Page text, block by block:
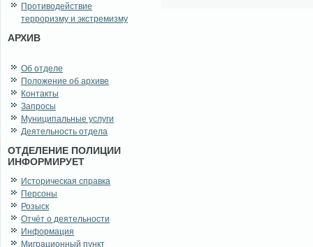
Противодействие
терроризму и экстремизму
АРХИВ
Об отделе
Положение об архиве
Контакты
Запросы
Муниципальные услуги
Деятельность отдела
ОТДЕЛЕНИЕ ПОЛИЦИИ
ИНФОРМИРУЕТ
Историческая справка
Персоны
Розыск
Отчёт о деятельности
Информация
Миграционный пункт